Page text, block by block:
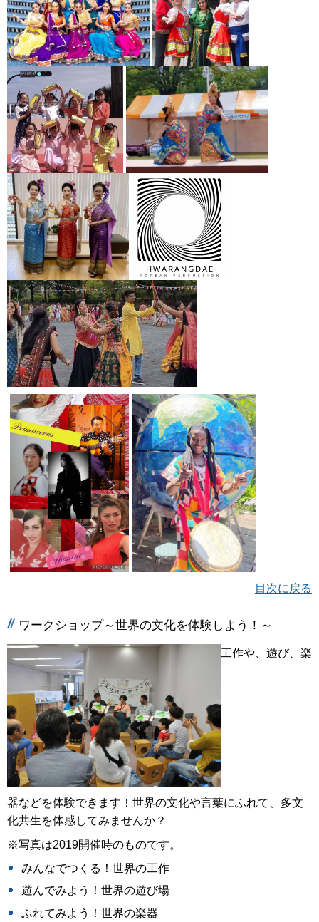
目次に戻る
ワークショップ～世界の文化を体験しよう！～
工作や、遊び、楽
器などを体験できます！世界の文化や言葉にふれて、多文
化共生を体感してみませんか？
※写真は2019開催時のものです。
みんなでつくる！世界の工作
遊んでみよう！世界の遊び場
ふれてみよう！世界の楽器